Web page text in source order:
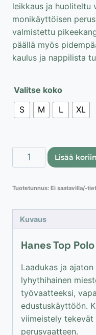
leikkaus ja huoliteltu
monikäyttöisen
valmistettu
päällä myös
kaulus ja nappilista
Valitse koko
S
M L XL
Hanes
Top
pikee
oranssi
määrä
Lisää koriin
Tuotetunnus: Ei saatavilla/-
Kuvaus
Hanes Top
Laadukas ja ajaton
lyhythihainen
työvaatteeksi,
edustuskäyttöön.
viimeistely
perusvaatteen.